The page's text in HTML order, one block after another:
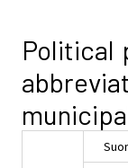
Political